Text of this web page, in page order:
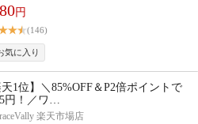
円
(146)
天1位】＼85%OFF＆P2倍ポイントで
円！／ワ…
楽天市場店